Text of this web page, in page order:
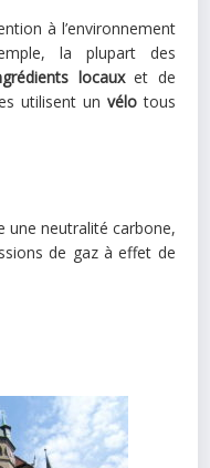
à l’environnement
la plupart des
locauxet de
utilisent un vélotous
une neutralité carbone,
de gaz à effet de